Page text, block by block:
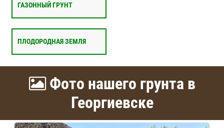
ГАЗОННЫЙ ГРУНТ
ПЛОДОРОДНАЯ ЗЕМЛЯ
Фото нашего грунта в
Георгиевске